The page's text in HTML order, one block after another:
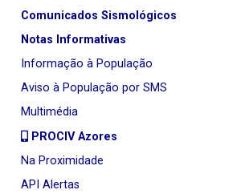
Comunicados Sismológicos
Notas Informativas
Informação à População
Aviso à População por SMS
Multimédia
PROCIV Azores
Na Proximidade
API Alertas